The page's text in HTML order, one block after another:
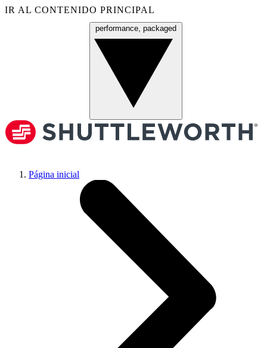
IR AL CONTENIDO PRINCIPAL
performance, packaged
Página inicial